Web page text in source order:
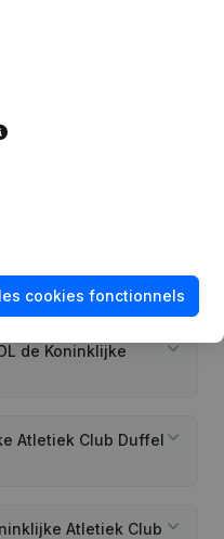
- Nominations
Koninklijke
de Koninklijke
Atletiek Club Duffel
Atletiek Club
cookies fonctionnels